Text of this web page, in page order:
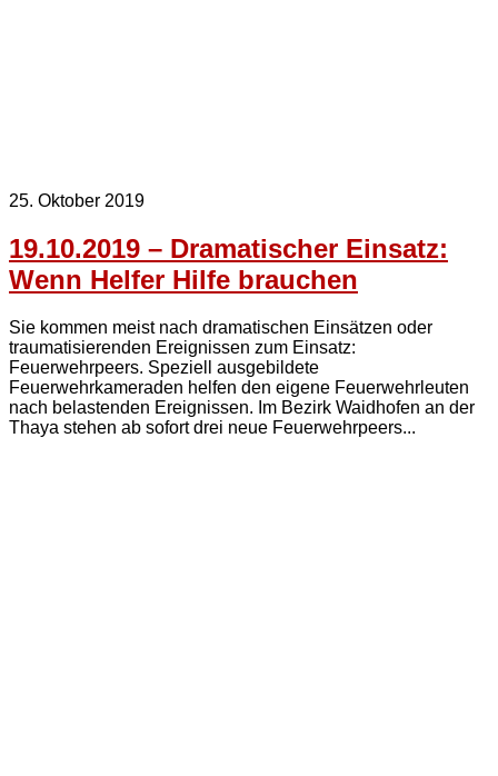
25. Oktober 2019
19.10.2019 – Dramatischer Einsatz:
Wenn Helfer Hilfe brauchen
Sie kommen meist nach dramatischen Einsätzen oder
traumatisierenden Ereignissen zum Einsatz:
Feuerwehrpeers. Speziell ausgebildete
Feuerwehrkameraden helfen den eigene Feuerwehrleuten
nach belastenden Ereignissen. Im Bezirk Waidhofen an der
Thaya stehen ab sofort drei neue Feuerwehrpeers...